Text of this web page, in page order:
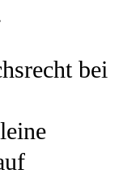
bei